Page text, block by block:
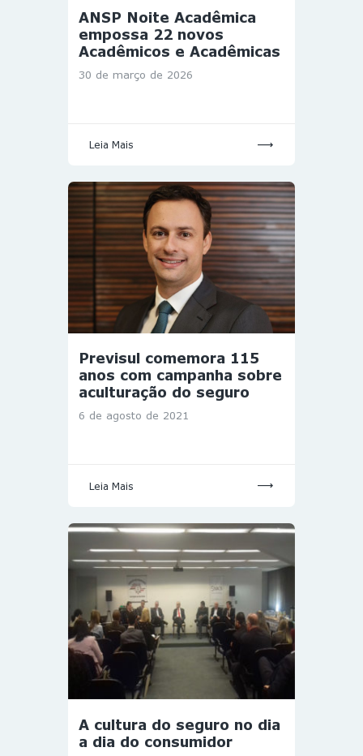
ANSP Noite Acadêmica
empossa 22 novos
Acadêmicos e Acadêmicas
30 de março de 2026
Leia Mais
Previsul comemora 115
anos com campanha sobre
aculturação do seguro
6 de agosto de 2021
Leia Mais
A cultura do seguro no dia
a dia do consumidor